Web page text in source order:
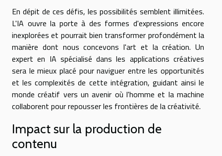
En dépit de ces défis, les possibilités semblent illimitées.
L'IA ouvre la porte à des formes d'expressions encore
inexplorées et pourrait bien transformer profondément la
manière dont nous concevons l'art et la création. Un
expert en IA spécialisé dans les applications créatives
sera le mieux placé pour naviguer entre les opportunités
et les complexités de cette intégration, guidant ainsi le
monde créatif vers un avenir où l'homme et la machine
collaborent pour repousser les frontières de la créativité.
Impact sur la production de
contenu